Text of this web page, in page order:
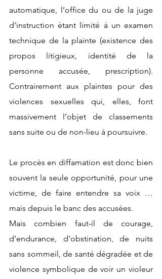
automatique, l’office du ou de la juge
d’instruction étant limité à un examen
technique de la plainte (existence des
propos litigieux, identité de la
personne accusée, prescription).
Contrairement aux plaintes pour des
violences sexuelles qui, elles, font
massivement l’objet de classements
sans suite ou de non-lieu à poursuivre.
Le procès en diffamation est donc bien
souvent la seule opportunité, pour une
victime, de faire entendre sa voix …
mais depuis le banc des accusées.
Mais combien faut-il de courage,
d’endurance, d’obstination, de nuits
sans sommeil, de santé dégradée et de
violence symbolique de voir un violeur